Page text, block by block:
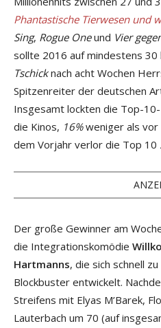
Phantastische Tierwesen und
Sing, Rogue Oneund Vier
sollte 2016 auf mindestens
Tschicknach acht Wochen
Spitzenreiter der deutschen
Insgesamt lockten die Top-
die Kinos, 16%weniger als vor
dem Vorjahr verlor die Top 10
Der große Gewinner am
die Integrationskomödie
Hartmanns, die sich schnell
Blockbuster entwickelt.
Streifens mit Elyas M’Barek,
Lauterbach um 70 (auf